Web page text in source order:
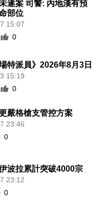
遂案 司警: 內地漢有預
部位
15:07
0
特派員》2026年8月3日
15:19
0
嚴格槍支管控方案
23:46
0
波拉累計突破4000宗
23:12
0